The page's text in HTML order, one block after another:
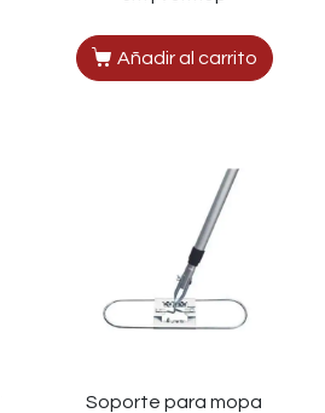
Añadir al carrito
Soporte para mopa